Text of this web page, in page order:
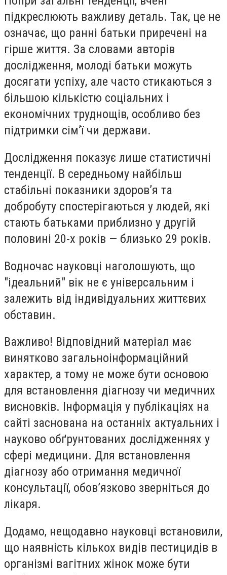
підкреслюють важливу деталь. Так, це не
означає, що ранні батьки приречені на
гірше життя. За словами авторів
дослідження, молоді батьки можуть
досягати успіху, але часто стикаються з
більшою кількістю соціальних і
економічних труднощів, особливо без
підтримки сім’ї чи держави.
Дослідження показує лише статистичні
тенденції. В середньому найбільш
стабільні показники здоров’я та
добробуту спостерігаються у людей, які
стають батьками приблизно у другій
половині 20-х років — близько 29 років.
Водночас науковці наголошують, що
"ідеальний" вік не є універсальним і
залежить від індивідуальних життєвих
обставин.
Важливо! Відповідний матеріал має
винятково загальноінформаційний
характер, а тому не може бути основою
для встановлення діагнозу чи медичних
висновків. Інформація у публікаціях на
сайті заснована на останніх актуальних і
науково обґрунтованих дослідженнях у
сфері медицини. Для встановлення
діагнозу або отримання медичної
консультації, обов’язково зверніться до
лікаря.
Додамо, нещодавно науковці встановили,
що наявність кількох видів пестицидів в
організмі вагітних жінок може бути